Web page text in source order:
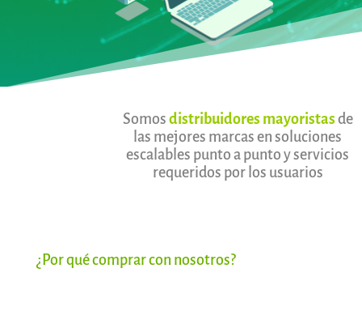
Somos distribuidores mayoristas de
las mejores marcas en soluciones
escalables punto a punto y servicios
requeridos por los usuarios
¿Por qué comprar con nosotros?